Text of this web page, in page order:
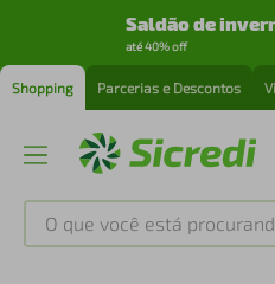
Saldão de
até 40% off
Shopping Parcerias e Descontos
O que você está procurando?